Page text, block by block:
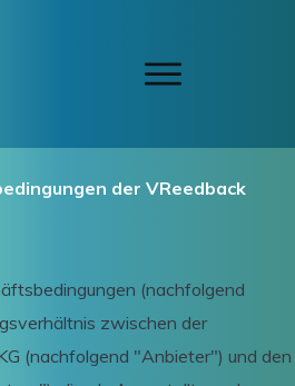
der VReedback
(nachfolgend
zwischen der
(nachfolgend "Anbieter") und den